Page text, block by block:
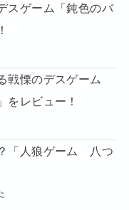
スゲーム「鈍色のバ
戦慄のデスゲーム
をレビュー！
「人狼ゲーム 八つ